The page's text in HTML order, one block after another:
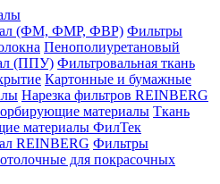
(ФМ, ФМР, ФВР) Фильтры
Пенополиуретановый
(ППУ) Фильтровальная ткань
Картонные и бумажные
Нарезка фильтров REINBERG
материалы Ткань
материалы ФилТек
REINBERG Фильтры
для покрасочных